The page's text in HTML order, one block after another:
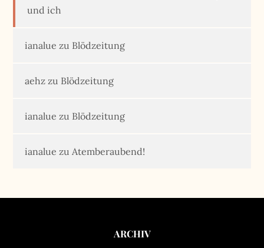
und ich
ianalue zu Blödzeitung
aehz zu Blödzeitung
ianalue zu Blödzeitung
ianalue zuAtemberaubend!
ARCHIV